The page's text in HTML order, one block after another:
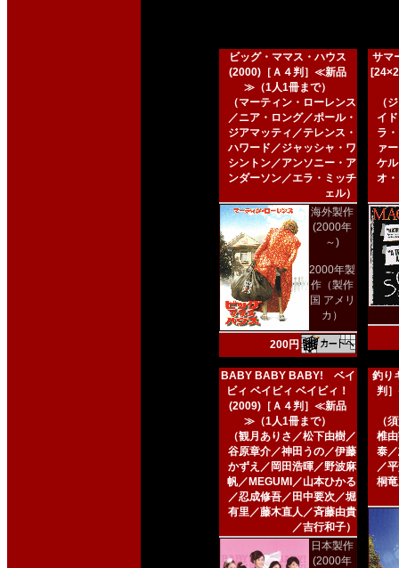
ビッグ・ママス・ハウス
(2000)［Ａ４判］≪新品
≫（1人1冊まで）
（マーティン・ローレンス
／ニア・ロング／ポール・
ジアマッティ／テレンス・
ハワード／ジャッシャ・ワ
シントン／アンソニー・ア
ンダーソン／エラ・ミッチ
ェル）
海外製作
(2000年
～)
2000年製
作（製作
国 アメリ
カ）
200円
サマ
（
イ
ラ
ァ
ケ
オ
BABY BABY BABY! ベイ
ビィ ベイビィ ベイビィ！
(2009)［Ａ４判］≪新品
≫（1人1冊まで）
（観月ありさ／松下由樹／
谷原章介／神田うの／伊藤
かずえ／岡田浩暉／野波麻
帆／MEGUMI／山本ひかる
／忍成修吾／田中要次／堀
有里／藤木直人／斉藤由貴
／吉行和子）
日本製作
(2000年
釣り
判
（
椎
泰
／
桐